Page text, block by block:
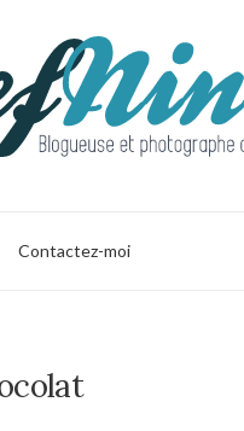
Contactez-moi